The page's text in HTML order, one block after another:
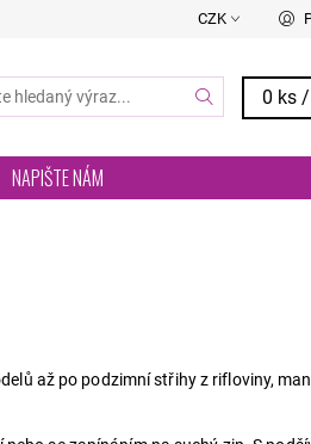
CZK
0 ks
NAPIŠTE NÁM
až po podzimní střihy z rifloviny,